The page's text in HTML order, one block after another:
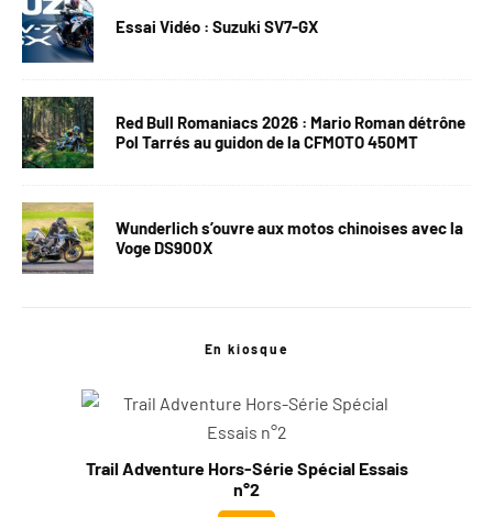
Essai Vidéo : Suzuki SV7-GX
Red Bull Romaniacs 2026 : Mario Roman détrône
Pol Tarrés au guidon de la CFMOTO 450MT
Wunderlich s’ouvre aux motos chinoises avec la
Voge DS900X
En kiosque
Trail Adventure Hors-Série Spécial Essais
n°2